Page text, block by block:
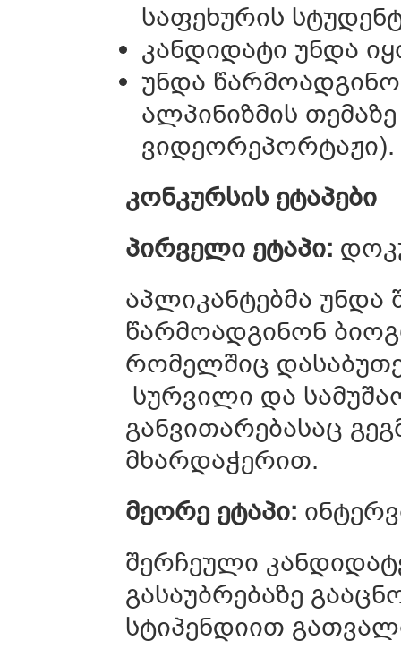
საფეხურის
კანდიდატი უნდა
უნდა
ალპინიზმის
ვიდეორეპორტაჟი).
კონკურსის ეტაპები
პირველი ეტაპი:
აპლიკანტებმა
წარმოადგინონ
რომელშიც
სურვილი და
განვითარებასაც
მხარდაჭერით.
მეორე ეტაპი:
შერჩეული
გასაუბრებაზე
სტიპენდიით